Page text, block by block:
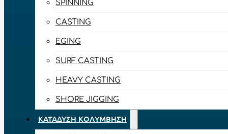
SPINNING
CASTING
EGING
SURF CASTING
HEAVY CASTING
SHORE JIGGING
ΚΑΤΆΔΥΣΗ ΚΟΛΎΜΒΗΣΗ